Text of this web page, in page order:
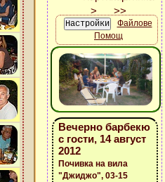
Файлове
Помощ
Вечерно барбекю
с гости, 14 август
2012
Почивка на вила
"Джиджо", 03-15